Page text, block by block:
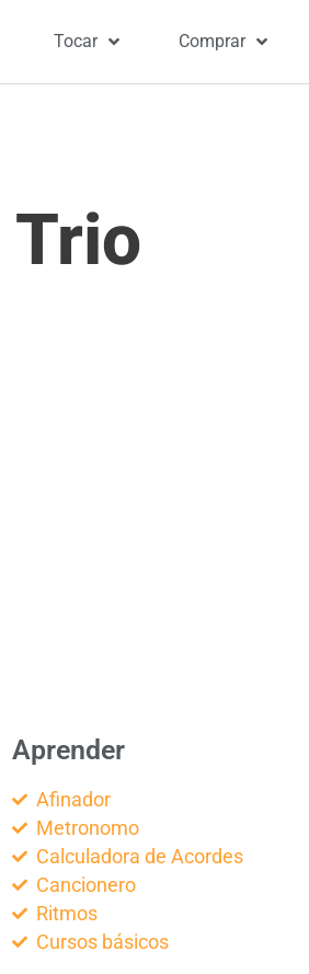
Tocar Comprar
Trio
Aprender
Afinador
Metronomo
Calculadora de Acordes
Cancionero
Ritmos
Cursos básicos